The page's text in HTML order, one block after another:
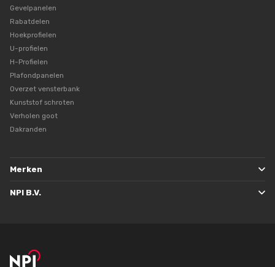
Gevelpanelen
Rabatdelen
Hoekprofielen
U-profielen
H-Profielen
Plafondpanelen
Overzet vensterbank
Kunststof schroten
Verholen goot
Dakranden
Merken
NPI B.V.